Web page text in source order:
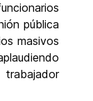
pública
masivos